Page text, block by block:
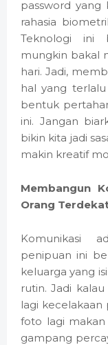
password yang
rahasia
Teknologi ini
mungkin bakal
hari. Jadi,
hal yang
bentuk
ini. Jangan
bikin kita jadi
makin kreatif
Membangun
Orang
Komunikasi
penipuan ini
keluarga yang
rutin. Jadi
lagi kecelakaan
foto lagi
gampang